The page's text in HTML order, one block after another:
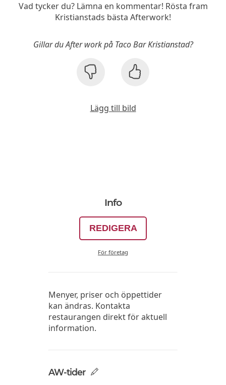
Vad tycker du? Lämna en kommentar! Rösta fram
Kristianstads bästa Afterwork!
Gillar du After work på Taco Bar Kristianstad?
Lägg till bild
Info
REDIGERA
För företag
Menyer, priser och öppettider
kan ändras. Kontakta
restaurangen direkt för aktuell
information.
AW-tider